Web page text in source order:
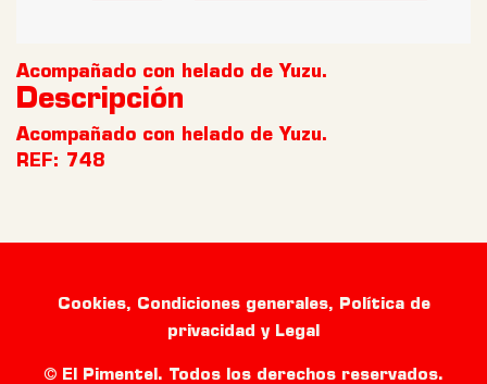
cantidad
Acompañado con helado de Yuzu.
Descripción
Acompañado con helado de Yuzu.
REF:
748
Cookies, Condiciones generales, Política de
privacidad y Legal
© El Pimentel. Todos los derechos reservados.